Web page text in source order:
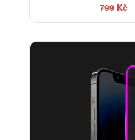
799 Kč